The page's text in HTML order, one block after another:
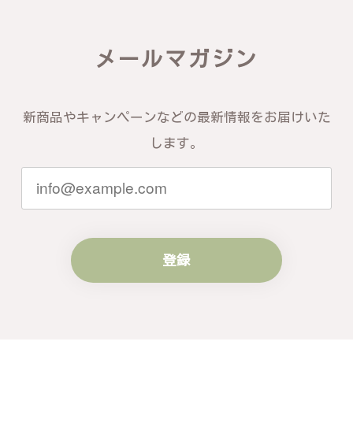
メールマガジン
新商品やキャンペーンなどの最新情報をお届けいた
します。
登録